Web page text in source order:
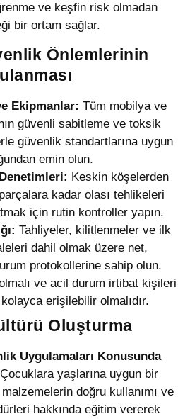
ve keşfin risk olmadan
bir ortam sağlar.
Önlemlerinin
Ekipmanlar: Tüm mobilya ve
güvenli sabitleme ve toksik
güvenlik standartlarına uygun
emin olun.
Keskin köşelerden
kadar olası tehlikeleri
için rutin kontroller yapın.
Tahliyeler, kilitlenmeler ve ilk
dahil olmak üzere net,
protokollerine sahip olun.
ve acil durum irtibat kişileri
erişilebilir olmalıdır.
Oluşturma
Uygulamaları Konusunda
Çocuklara yaşlarına uygun bir
doğru kullanımı ve
hakkında eğitim vererek